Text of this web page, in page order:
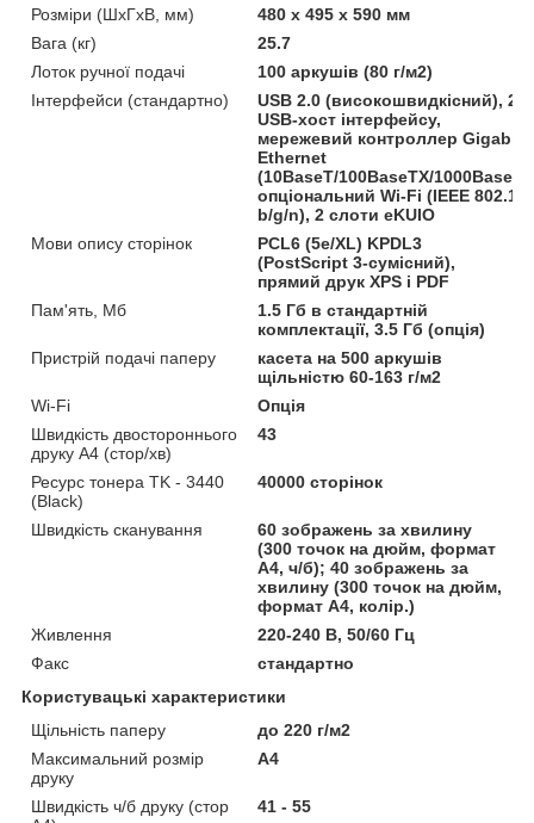
Розміри (ШхГхВ, мм)
480 x 495 x 590 мм
Вага (кг)
25.7
Лоток ручної подачі
100 аркушів (80 г/м2)
Інтерфейси (стандартно)
USB 2.0 (високошвидкісний), 2
USB-хост інтерфейсу,
мережевий контроллер Gigabit
Ethernet
(10BaseT/100BaseTX/1000BaseT),
опціональний Wi-Fi (IEEE 802.11
b/g/n), 2 слоти eKUIO
Мови опису сторінок
PCL6 (5e/XL) KPDL3
(PostScript 3-сумісний),
прямий друк XPS і PDF
Пам'ять, Мб
1.5 Гб в стандартній
комплектації, 3.5 Гб (опція)
Пристрій подачі паперу
касета на 500 аркушів
щільністю 60-163 г/м2
Wi-Fi
Опція
Швидкість двостороннього
друку А4 (стор/хв)
43
Ресурс тонера TK - 3440
(Black)
40000 сторінок
Швидкість сканування
60 зображень за хвилину
(300 точок на дюйм, формат
A4, ч/б); 40 зображень за
хвилину (300 точок на дюйм,
формат A4, колір.)
Живлення
220-240 В, 50/60 Гц
Факс
стандартно
Користувацькі характеристики
Щільність паперу
до 220 г/м2
Максимальний розмір
друку
A4
Швидкість ч/б друку (стор
41 - 55